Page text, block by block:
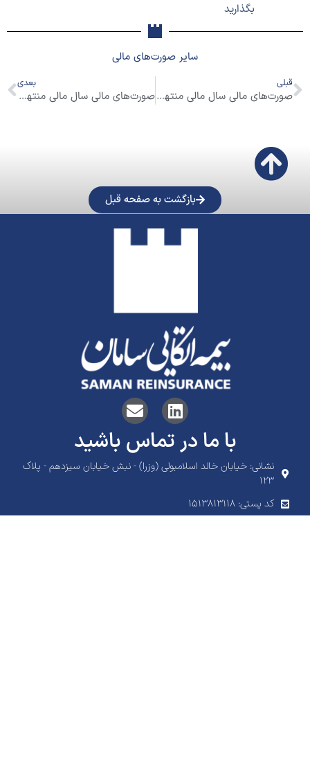
بگذارید
سایر صورت‌های مالی
قبلی
صورت‌های مالی سال مالی منتهی به 1402/09/30 (حسابرسی شده)
بعدی
صورت‌های مالی سال مالی منتهی به 1403/09/30 (حسابرسی شده)
بازگشت به صفحه قبل
با ما در تماس باشید
نشانی: خیابان خالد اسلامبولی (وزرا) - نبش خیابان سیزدهم - پلاک
۱۲۳
کد پستی: 1513813118